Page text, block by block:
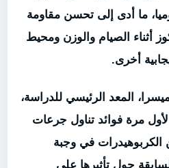
يوميا، ما أدى إلى تحسن مقاومة
أثناء الصيام والوزن ومحيط
أخرى.
المعد الرئيسي للدراسة،
مرة فوائد تناول جرعات
الكربوهيدرات في وجبة
حول تأثيرها على